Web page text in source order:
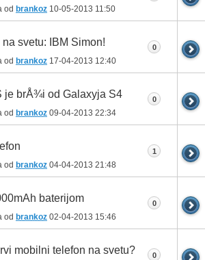
od brankoz 10-05-2013 11:50
na svetu: IBM Simon!
od brankoz 17-04-2013 12:40
0
je brÅ¾i od Galaxyja S4
od brankoz 09-04-2013 22:34
0
od brankoz 04-04-2013 21:48
1
baterijom
od brankoz 02-04-2013 15:46
0
mobilni telefon na svetu? 0